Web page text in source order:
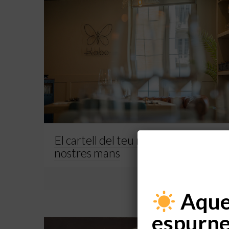
El cartell del teu negoci a les
nostres mans